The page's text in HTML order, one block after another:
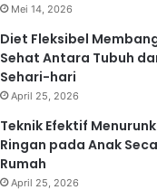
Mei 14, 2026
Diet Fleksibel
Sehat Antara Tubuh
Sehari-hari
April 25, 2026
Teknik Efektif
Ringan pada Anak
Rumah
April 25, 2026